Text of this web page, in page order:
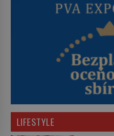
LIFESTYLE